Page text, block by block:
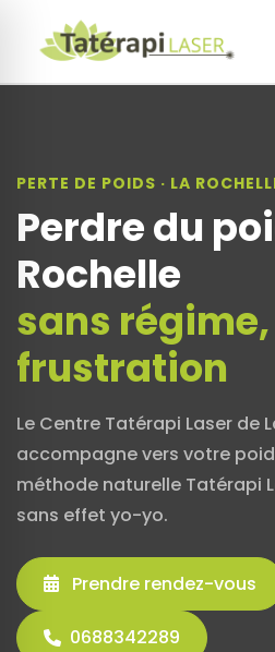
PERTE DE POIDS · LA
Perdre du
Rochelle
sans
frustration
Le Centre Tatérapi Laser de
accompagne vers votre
méthode naturelle Tatérapi
sans effet yo-yo.
Prendre rendez-vous
0688342289